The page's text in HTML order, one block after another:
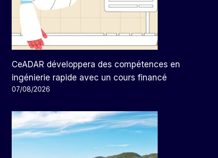
CeADAR développera des compétences en
ingénierie rapide avec un cours financé
07/08/2026